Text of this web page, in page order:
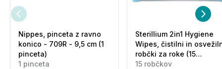
Nippes, pinceta z ravno
konico - 709R - 9,5 cm (1
pinceta)
1 pinceta
Sterillium 2in1 Hygiene
Wipes, čistilni in
robčki za roke (15
robčkov)
15 robčkov